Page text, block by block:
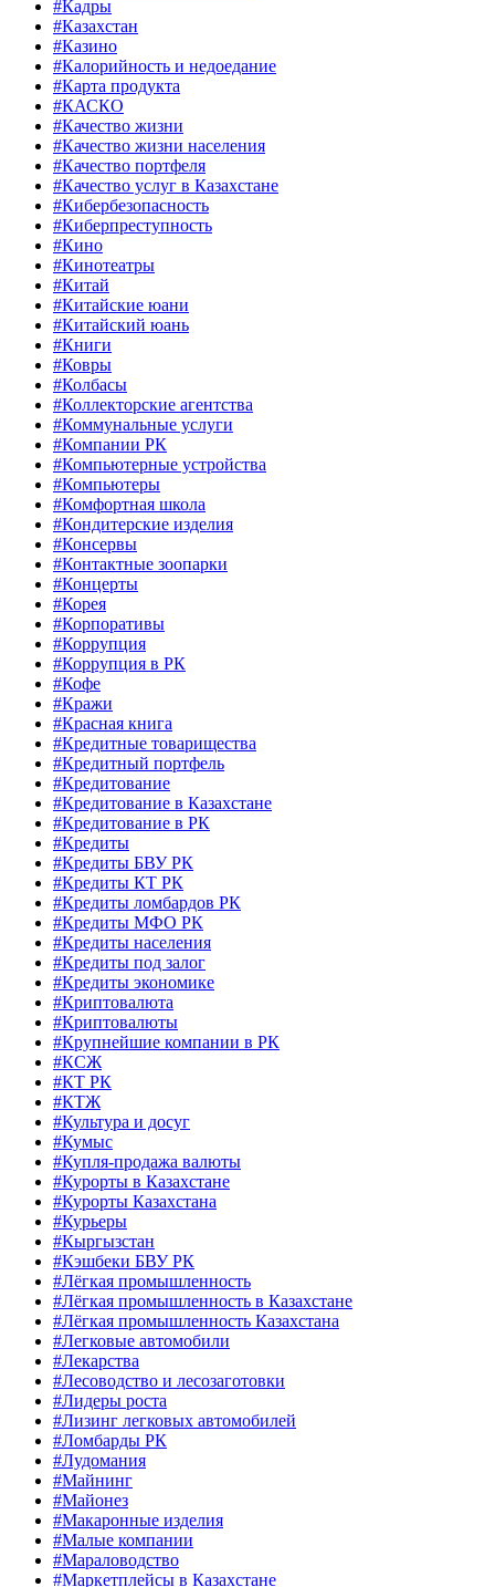
#Кадры
#Казахстан
#Казино
#Калорийность и недоедание
#Карта продукта
#КАСКО
#Качество жизни
#Качество жизни населения
#Качество портфеля
#Качество услуг в Казахстане
#Кибербезопасность
#Киберпреступность
#Кино
#Кинотеатры
#Китай
#Китайские юани
#Китайский юань
#Книги
#Ковры
#Колбасы
#Коллекторские агентства
#Коммунальные услуги
#Компании РК
#Компьютерные устройства
#Компьютеры
#Комфортная школа
#Кондитерские изделия
#Консервы
#Контактные зоопарки
#Концерты
#Корея
#Корпоративы
#Коррупция
#Коррупция в РК
#Кофе
#Кражи
#Красная книга
#Кредитные товарищества
#Кредитный портфель
#Кредитование
#Кредитование в Казахстане
#Кредитование в РК
#Кредиты
#Кредиты БВУ РК
#Кредиты КТ РК
#Кредиты ломбардов РК
#Кредиты МФО РК
#Кредиты населения
#Кредиты под залог
#Кредиты экономике
#Криптовалюта
#Криптовалюты
#Крупнейшие компании в РК
#КСЖ
#КТ РК
#КТЖ
#Культура и досуг
#Кумыс
#Купля-продажа валюты
#Курорты в Казахстане
#Курорты Казахстана
#Курьеры
#Кыргызстан
#Кэшбеки БВУ РК
#Лёгкая промышленность
#Лёгкая промышленность в Казахстане
#Лёгкая промышленность Казахстана
#Легковые автомобили
#Лекарства
#Лесоводство и лесозаготовки
#Лидеры роста
#Лизинг легковых автомобилей
#Ломбарды РК
#Лудомания
#Майнинг
#Майонез
#Макаронные изделия
#Малые компании
#Мараловодство
#Маркетплейсы в Казахстане